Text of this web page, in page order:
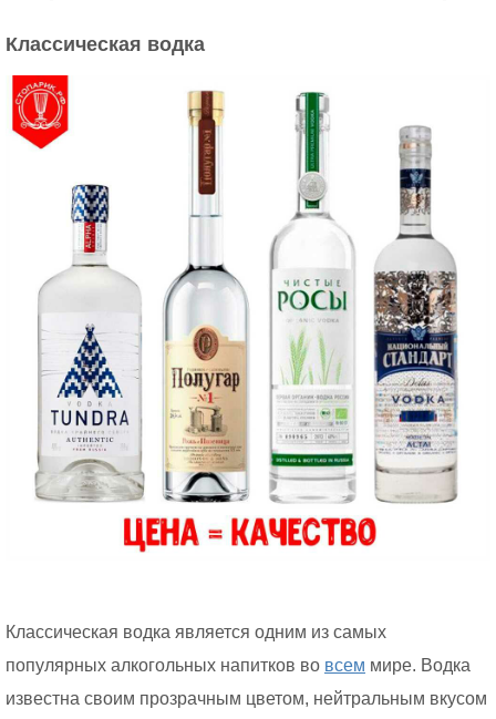
Классическая водка
Классическая водка является одним из самых
популярных алкогольных напитков во всем мире. Водка
известна своим прозрачным цветом, нейтральным вкусом